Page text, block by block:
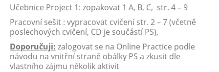
Učebnice Project 1: zopakovat 1 A, B, C, str. 4 – 9
Pracovní sešit : vypracovat cvičení str. 2 – 7 (včetně
poslechových cvičení, CD je součástí PS),
Doporučuji: zalogovat se na Online Practice podle
návodu na vnitřní straně obálky PS a zkusit dle
vlastního zájmu několik aktivit